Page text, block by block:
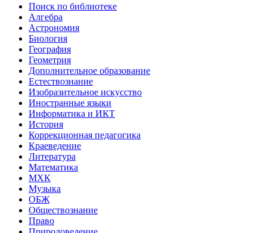
Поиск по библиотеке
Алгебра
Астрономия
Биология
География
Геометрия
Дополнительное образование
Естествознание
Изобразительное искусство
Иностранные языки
Информатика и ИКТ
История
Коррекционная педагогика
Краеведение
Литература
Математика
МХК
Музыка
ОБЖ
Обществознание
Право